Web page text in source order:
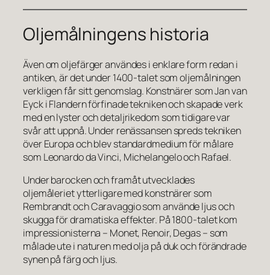
Oljemålningens historia
Även om oljefärger användes i enklare form redan i
antiken, är det under 1400-talet som oljemålningen
verkligen får sitt genomslag. Konstnärer som Jan van
Eyck i Flandern förfinade tekniken och skapade verk
med en lyster och detaljrikedom som tidigare var
svår att uppnå. Under renässansen spreds tekniken
över Europa och blev standardmedium för målare
som Leonardo da Vinci, Michelangelo och Rafael.
Under barocken och framåt utvecklades
oljemåleriet ytterligare med konstnärer som
Rembrandt och Caravaggio som använde ljus och
skugga för dramatiska effekter. På 1800-talet kom
impressionisterna – Monet, Renoir, Degas – som
målade ute i naturen med olja på duk och förändrade
synen på färg och ljus.